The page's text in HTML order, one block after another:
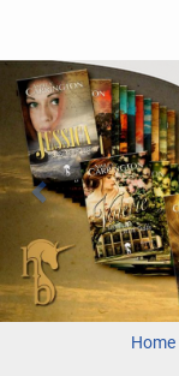
InhaltVorherige
Home